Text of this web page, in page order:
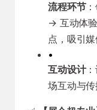
流程环节
→ 互动体
点，吸引
•
互动设计
场互动与传